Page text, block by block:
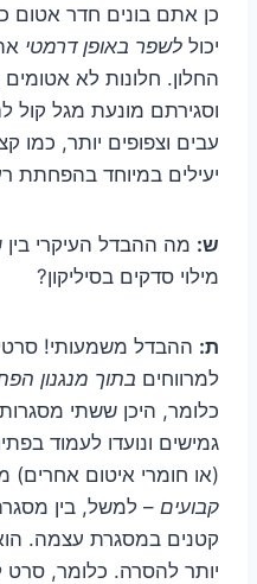
כן אתם בונים חדר אטום
יכול לשפר באופן דרמטי
החלון. חלונות לא אטומים
וסגירתם מונעת מגל
עבים וצפופים יותר, כמו
יעילים במיוחד בהפחתת
ש: מה ההבדל העיקרי בין
מילוי סדקים בסיליקון?
ת: ההבדל משמעותי!
למרווחים בתוך מנגנון
כלומר, היכן ששתי
גמישים ונועדו לעמוד
(או חומרי איטום אחרים)
קבועים – למשל, בין
קטנים במסגרת עצמה.
יותר להסרה. כלומר, סרט